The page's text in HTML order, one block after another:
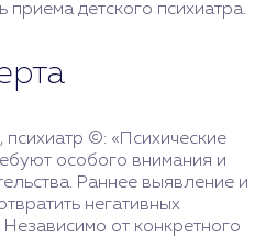
приема детского психиатра.
©: «Психические
особого внимания и
Раннее выявление и
негативных
от конкретного